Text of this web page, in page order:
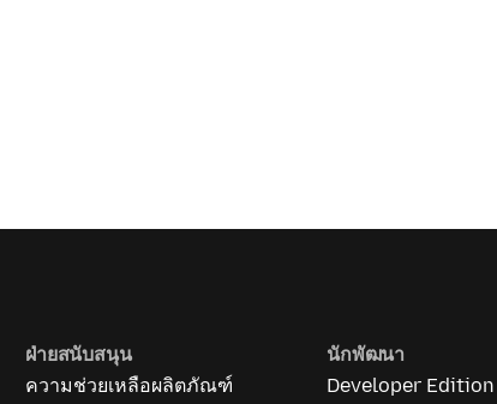
ฝ่ายสนับสนุน
ความช่วยเหลือผลิตภัณฑ์
นักพัฒนา
Developer Edition